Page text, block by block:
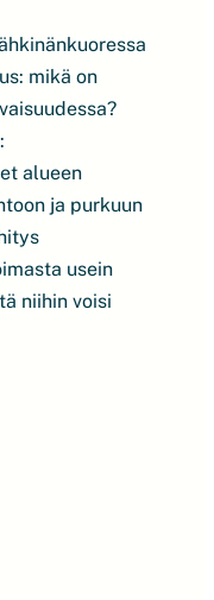
mikä on
alueen
ja purkuun
usein
niihin voisi